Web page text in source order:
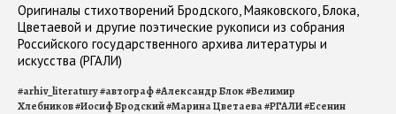
Оригиналы стихотворений Бродского, Маяковского, Блока,
Цветаевой и другие поэтические рукописи из собрания
Российского государственного архива литературы и
искусства (РГАЛИ)
#arhiv_literatury#автограф#Александр Блок#Велимир
Хлебников#Иосиф Бродский#Марина Цветаева#РГАЛИ#Есенин